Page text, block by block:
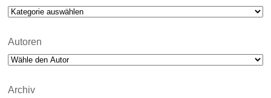
Kategorien
Autoren
Archiv